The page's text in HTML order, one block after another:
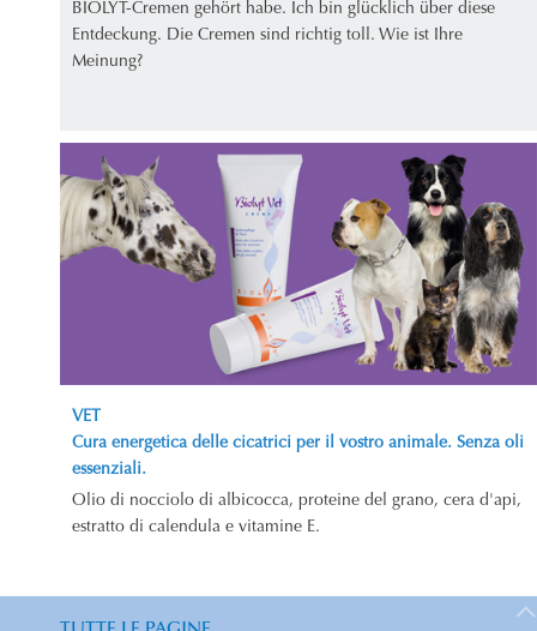
BIOLYT-Cremen gehört habe. Ich bin glücklich über diese
Entdeckung. Die Cremen sind richtig toll. Wie ist Ihre
Meinung?
VET
Cura energetica delle cicatrici per il vostro animale. Senza oli
essenziali.
Olio di nocciolo di albicocca, proteine del grano, cera d'api,
estratto di calendula e vitamine E.